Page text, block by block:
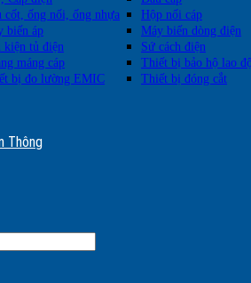
cốt, ống nối, ống nhựa
Hộp nối cáp
biến áp
Máy biến dòng điện
kiện tủ điện
Sứ cách điện
máng cáp
Thiết bị bảo hộ lao
bị đo lường EMIC
Thiết bị đóng cắt
Thông